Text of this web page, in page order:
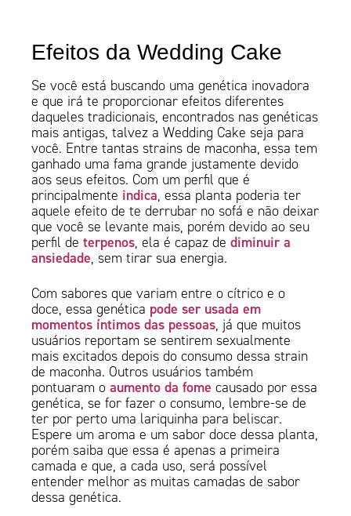
Efeitos da Wedding Cake
Se você está buscando uma genética inovadora
e que irá te proporcionar efeitos diferentes
daqueles tradicionais, encontrados nas genéticas
mais antigas, talvez a Wedding Cake seja para
você. Entre tantas strains de maconha, essa tem
ganhado uma fama grande justamente devido
aos seus efeitos. Com um perfil que é
principalmente indica, essa planta poderia ter
aquele efeito de te derrubar no sofá e não deixar
que você se levante mais, porém devido ao seu
perfil deterpenos, ela é capaz dediminuir a
ansiedade, sem tirar sua energia.
Com sabores que variam entre o cítrico e o
doce, essa genética pode ser usada em
momentos íntimos das pessoas, já que muitos
usuários reportam se sentirem sexualmente
mais excitados depois do consumo dessa strain
de maconha. Outros usuários também
pontuaram oaumento da fome causado por essa
genética, se for fazer o consumo, lembre-se de
ter por perto uma lariquinha para beliscar.
Espere um aroma e um sabor doce dessa planta,
porém saiba que essa é apenas a primeira
camada e que, a cada uso, será possível
entender melhor as muitas camadas de sabor
dessa genética.